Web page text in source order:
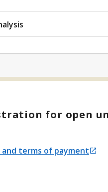
for open
terms of payment